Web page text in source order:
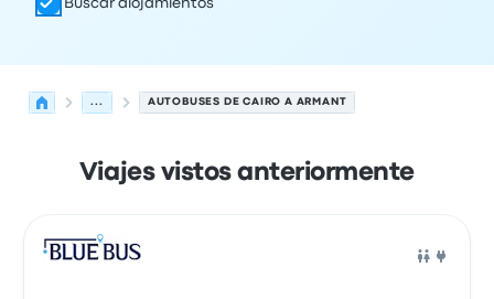
Buscar alojamientos
... AUTOBUSES DE CAIRO A ARMANT
Viajes vistos anteriormente